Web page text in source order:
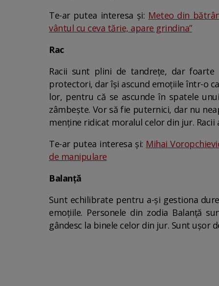
Te-ar putea interesa și: Meteo din
vântul cu ceva tărie, apare grindina”
Rac
Racii sunt plini de tandrețe, dar
protectori, dar își ascund emoțiile într-o
lor, pentru că se ascunde în spatele
zâmbește. Vor să fie puternici, dar nu
menține ridicat moralul celor din jur. Racii
Te-ar putea interesa și: Mihai
de manipulare
Balanță
Sunt echilibrate pentru a-și gestiona
emoțiile. Personele din zodia Balanță
gândesc la binele celor din jur. Sunt